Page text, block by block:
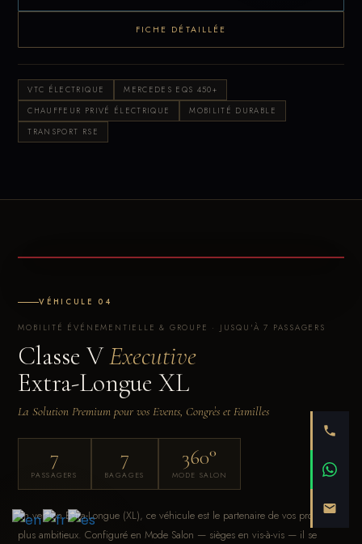
FICHE DÉTAILLÉE
VTC ÉLECTRIQUE
MERCEDES EQS 450+
CHAUFFEUR PRIVÉ ÉLECTRIQUE
MOBILITÉ DURABLE
TRANSPORT RSE
VÉHICULE 04
MOBILITÉ ÉVÉNEMENTIELLE & GROUPE · JUSQU'À 7 PASSAGERS
Classe VExecutive
Extra-Longue XL
La Solution Premium pour vos Events, Congrès et Familles
7
PASSAGERS
7
BAGAGES
360°
MODE SALON
En version Extra-Longue (XL), ce véhicule est le partenaire de vos projets les
plus ambitieux. Configuré en Mode Salon — sièges en vis-à-vis — il se